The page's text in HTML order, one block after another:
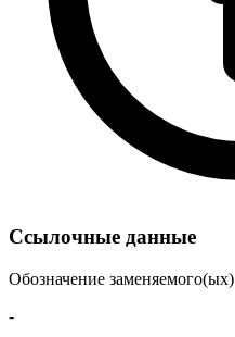
Ссылочные данные
Обозначение заменяемого(ых)
-